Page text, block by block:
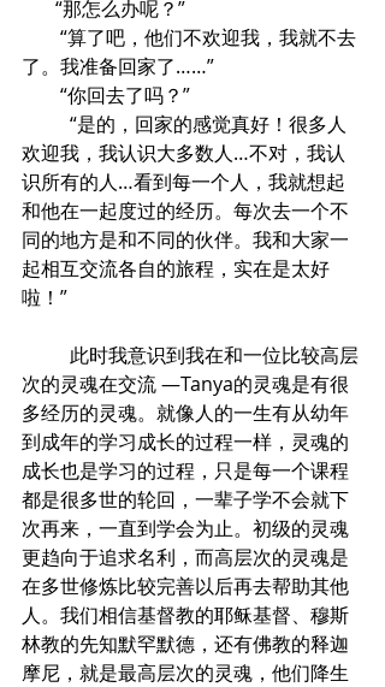
“那怎么办呢？”
“算了吧，他们不欢迎我，我就不去
了。我准备回家了……”
“你回去了吗？”
欢迎我，我认识大多数人…不对，我认
识所有的人…看到每一个人，我就想起
和他在一起度过的经历。每次去一个不
同的地方是和不同的伙伴。我和大家一
起相互交流各自的旅程，实在是太好
啦！”
次的灵魂在交流 —Tanya的灵魂是有很
多经历的灵魂。就像人的一生有从幼年
到成年的学习成长的过程一样，灵魂的
成长也是学习的过程，只是每一个课程
都是很多世的轮回，一辈子学不会就下
次再来，一直到学会为止。初级的灵魂
更趋向于追求名利，而高层次的灵魂是
在多世修炼比较完善以后再去帮助其他
人。我们相信基督教的耶稣基督、穆斯
林教的先知默罕默德，还有佛教的释迦
摩尼，就是最高层次的灵魂，他们降生